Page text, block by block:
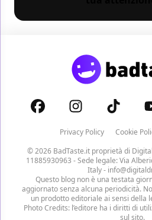
Privacy Policy Cookie
© 2026 BadTaste.it proprietà di
11885930963 - Sede legale: Via
Italy -
Questo blog non è una testata
aggiornato senza alcuna periodicità.
un prodotto editoriale ai sensi della
Photo Credits: l’editore ha i diritti di
sul sito.